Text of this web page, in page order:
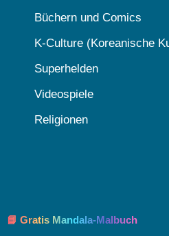
Büchern und Comics
K-Culture (Koreanische
Superhelden
Videospiele
Religionen
📘 Gratis Mandala-Malbuch